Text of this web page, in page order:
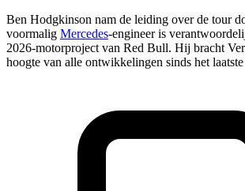
Ben Hodgkinson nam de leiding over de tour
voormalig Mercedes-engineer is
2026-motorproject van Red Bull. Hij bracht
hoogte van alle ontwikkelingen sinds het